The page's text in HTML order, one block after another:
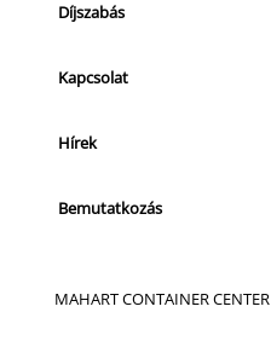
Díjszabás
Kapcsolat
Hírek
Bemutatkozás
MAHART CONTAINER CENTER